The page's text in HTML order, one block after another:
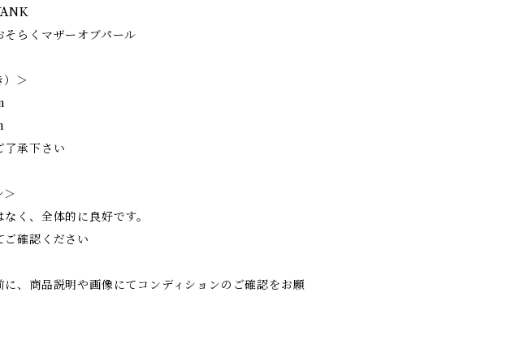
そらくマザーオブパール
）＞
承下さい
く、全体的に良好です。
確認ください
、商品説明や画像にてコンディションのご確認をお願